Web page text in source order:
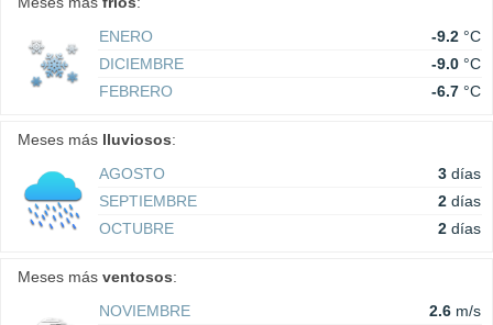
ENERO
-9.2 °C
DICIEMBRE
-9.0 °C
FEBRERO
-6.7 °C
Meses más lluviosos:
AGOSTO
3 días
SEPTIEMBRE
2 días
OCTUBRE
2 días
Meses más ventosos:
NOVIEMBRE
2.6 m/s